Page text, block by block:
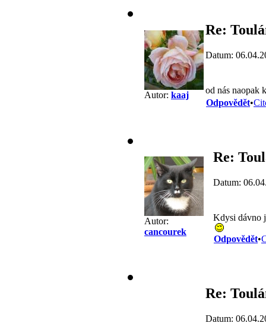
Autor: kaaj
Re:
Datum:
od nás naopak
Odpovědět•
Autor:
cancourek
Re:
Datum:
Kdysi dávno
Odpovědět•
Re:
Datum: